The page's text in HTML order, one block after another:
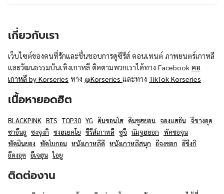
เกี่ยวกับเรา
เว็บไซต์ของคนที่รักและชื่นชอบการดูซีรีส์ คอนเทนต์ ภาพยนตร์เกาหลี
และวัฒนธรรมบันเทิงเกาหลี ติดตามพวกเราได้ทาง Facebook คอ
เกาหลี by Korseries ทาง @Korseries และทาง TikTok Korseries
เนื้อหายอดฮิต
BLACKPINK BTS TOP30 YG คิมซอนโฮ คิมซูฮยอน จองแฮอิน จีชางอุค
ชาอึนอู ซงจุงกิ ซงฮเยคโย ซีรีส์เกาหลี ซูจี นัมจูฮยอก พัคซอจุน
พัคมินยอง พัคโบกอม หนังเกาหลีดี หนังเกาหลีสนุก อีจงซอก อีซึงกิ
อีดงอุค อีเจฮุน ไอยู
ติดต่องาน